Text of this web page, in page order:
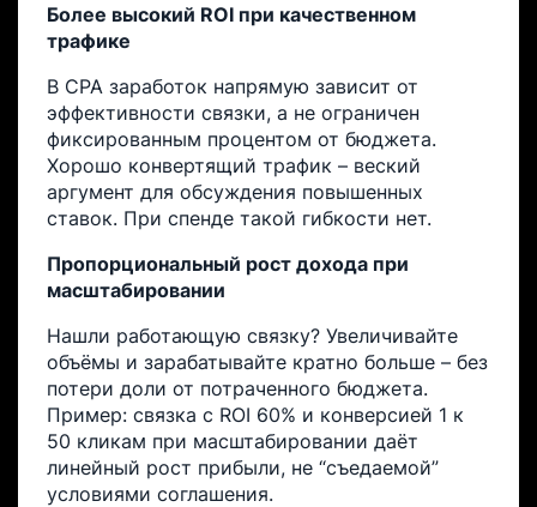
Более высокий ROI при качественном
трафике
В CPA заработок напрямую зависит от
эффективности связки, а не ограничен
фиксированным процентом от бюджета.
Хорошо конвертящий трафик – веский
аргумент для обсуждения повышенных
ставок. При спенде такой гибкости нет.
Пропорциональный рост дохода при
масштабировании
Нашли работающую связку? Увеличивайте
объёмы и зарабатывайте кратно больше – без
потери доли от потраченного бюджета.
Пример: связка с ROI 60% и конверсией 1 к
50 кликам при масштабировании даёт
линейный рост прибыли, не “съедаемой”
условиями соглашения.